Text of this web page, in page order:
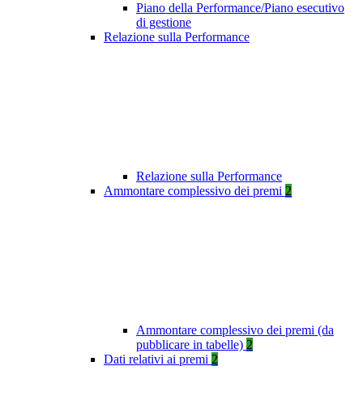
Piano della Performance/Piano esecutivo
di gestione
Relazione sulla Performance
Relazione sulla Performance
Ammontare complessivo dei premi 2
Ammontare complessivo dei premi (da
pubblicare in tabelle) 2
Dati relativi ai premi 2